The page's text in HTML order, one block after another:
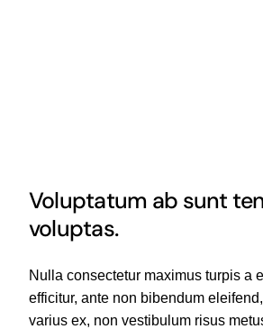
Voluptatum ab sunt
voluptas.
Nulla consectetur maximus turpis a
efficitur, ante non bibendum
varius ex, non vestibulum risus